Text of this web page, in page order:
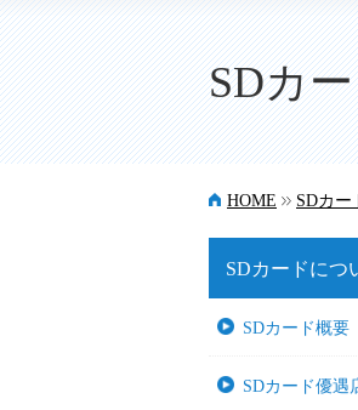
SDカ
HOME >> SDカー
SDカードにつ
SDカード概要
SDカード優遇